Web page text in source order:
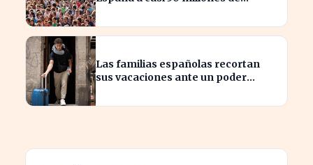
Las familias españolas recortan
sus vacaciones ante un poder